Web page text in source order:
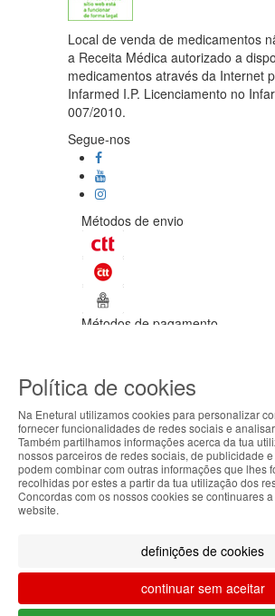
Local de venda de medicamentos
a Receita Médica autorizado a
medicamentos através da Internet
Infarmed I.P. Licenciamento no
007/2010.
Segue-nos
Métodos de envio
Métodos de pagamento
Todos os direitos reservados /
apresentadas são válidas até ao
08-2026.
Designed & developed byBsolus
Filtrar por
ABOUT THE COOKIES
Enetural handles information about
cookies that improve the
website, facilitate sharing via social
continuing to browse our site, you
these cookies. For more information,
Privacy and Cookie Policy. You can
preferences in Cookie settings.
Política de cookies
Na Enetural utilizamos cookies para personalizar
fornecer funcionalidades de redes sociais e
Também partilhamos informações acerca da tua
nossos parceiros de redes sociais, de publicidade
podem combinar com outras informações que lhes
recolhidas por estes a partir da tua utilização dos
Concordas com os nossos cookies se continuares
website.
definições de cookies
continuar sem aceitar